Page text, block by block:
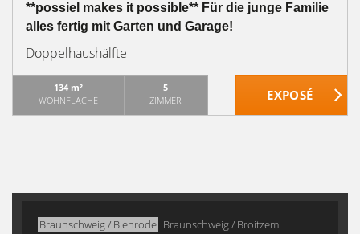
**possiel makes it possible** Für die junge Familie
alles fertig mit Garten und Garage!
Doppelhaushälfte
134 m²
WOHNFLÄCHE
5
ZIMMER
Braunschweig / Bienrode Braunschweig / Broitzem